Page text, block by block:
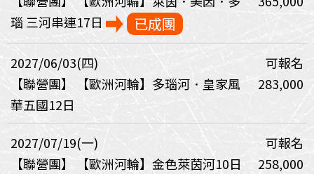
瑙 三河串連17日
已成團
2027/06/03(四)
可報名
【聯營團】
【歐洲河輪】多瑙河．皇家風
華五國12日
283,000
2027/07/19(一)
可報名
【聯營團】
【歐洲河輪】金色萊茵河10日
258,000